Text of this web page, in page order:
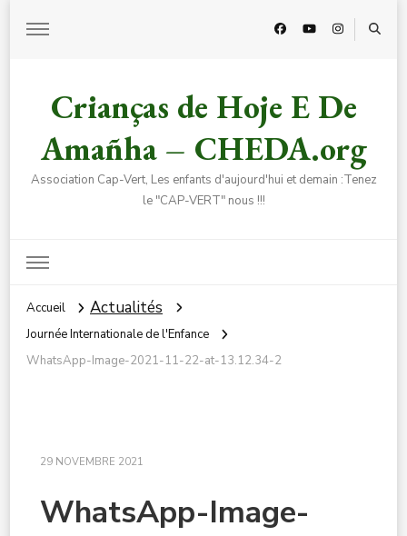
Crianças de Hoje E De
Amañha – CHEDA.org
Association Cap-Vert, Les enfants d'aujourd'hui et demain :Tenez
le "CAP-VERT" nous !!!
Accueil Actualités
Journée Internationale de l'Enfance
WhatsApp-Image-2021-11-22-at-13.12.34-2
29 NOVEMBRE 2021
WhatsApp-Image-